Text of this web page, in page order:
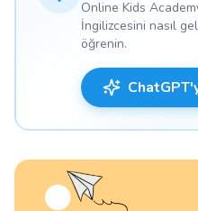
Online Kids
İngilizcesini nasıl
öğrenin.